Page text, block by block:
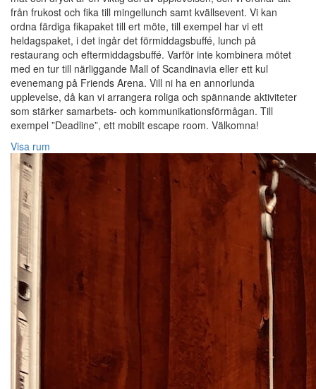
från frukost och fika till mingellunch samt kvällsevent. Vi kan
ordna färdiga fikapaket till ert möte, till exempel har vi ett
heldagspaket, i det ingår det förmiddagsbuffé, lunch på
restaurang och eftermiddagsbuffé. Varför inte kombinera mötet
med en tur till närliggande Mall of Scandinavia eller ett kul
evenemang på Friends Arena. Vill ni ha en annorlunda
upplevelse, då kan vi arrangera roliga och spännande aktiviteter
som stärker samarbets- och kommunikationsförmågan. Till
exempel ”Deadline”, ett mobilt escape room. Välkomna!
Visa rum